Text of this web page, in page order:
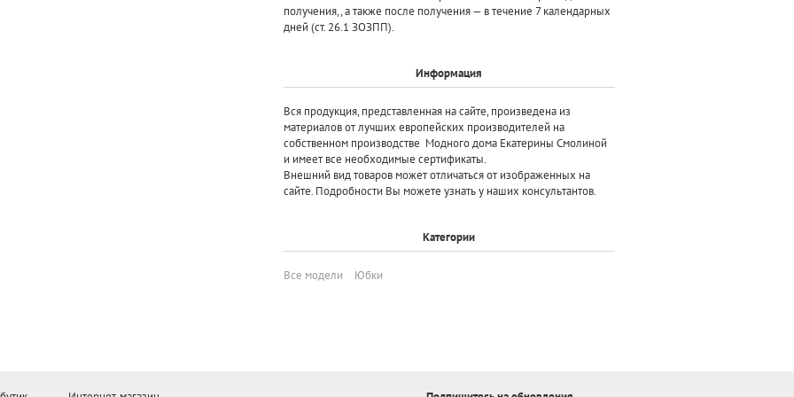
получения,, а также после получения — в течение 7 календарных
дней (ст. 26.1 ЗОЗПП).
Информация
Вся продукция, представленная на сайте, произведена из
материалов от лучших европейских производителей на
собственном производстве Модного дома Екатерины Смолиной
и имеет все необходимые сертификаты.
Внешний вид товаров может отличаться от изображенных на
сайте. Подробности Вы можете узнать у наших консультантов.
Категории
Все модели Юбки